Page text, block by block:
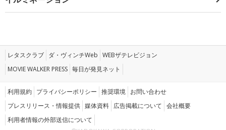
レタスクラブ ダ・ヴィンチWeb WEBザテレビジョン
MOVIE WALKER PRESS 毎日が発見ネット
利用規約 プライバシーポリシー 推奨環境 お問い合わせ
プレスリリース・情報提供 媒体資料 広告掲載について 会社概要
利用者情報の外部送信について